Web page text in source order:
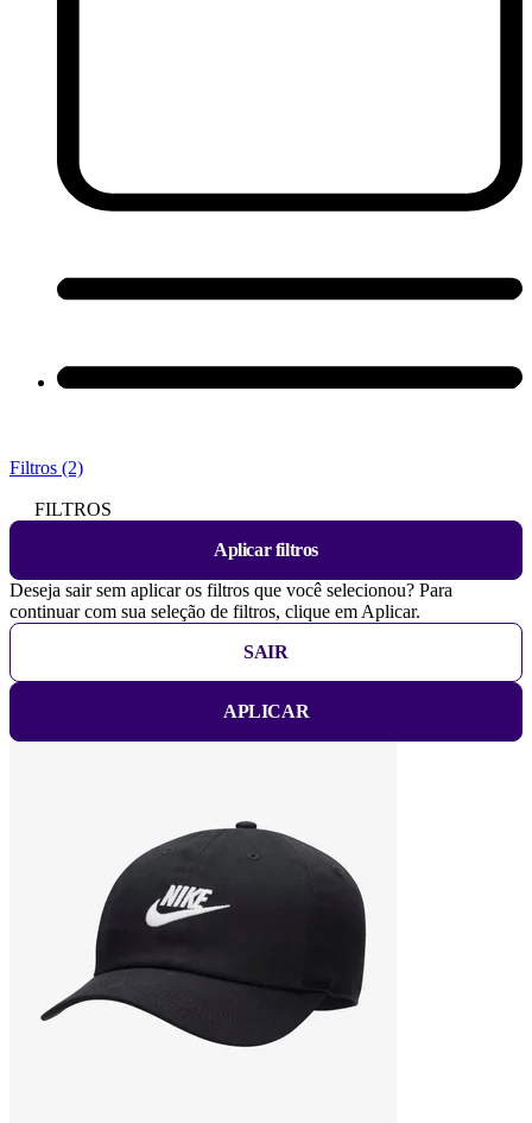
Filtros (2)
FILTROS
Aplicar filtros
Deseja sair sem aplicar os filtros que você selecionou? Para
continuar com sua seleção de filtros, clique em Aplicar.
SAIR
APLICAR